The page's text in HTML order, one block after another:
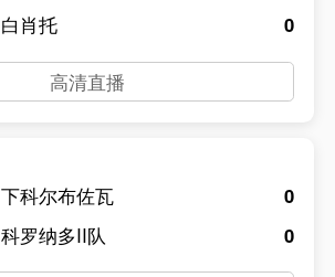
白肖托
0
高清直播
下科尔布佐瓦
科罗纳多II队
0
0